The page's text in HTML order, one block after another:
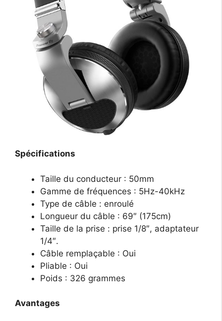
Spécifications
Taille du conducteur : 50mm
Gamme de fréquences : 5Hz-40kHz
Type de câble : enroulé
Longueur du câble : 69″ (175cm)
Taille de la prise : prise 1/8″, adaptateur
1/4″.
Câble remplaçable : Oui
Pliable : Oui
Poids : 326 grammes
Avantages